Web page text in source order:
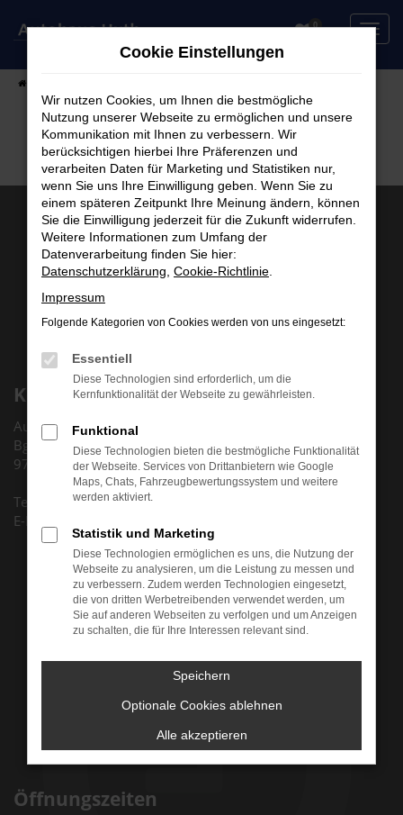
Zum
0
Kontakt
Autohaus Huth GmbH
Bgm.-Dr.-Nebel-Str. 5
97816 Lohr am Main
Tel. +49 (0) 9352 8795 0
E-Mail: info@auto-huth.de
Öffnungszeiten
Cookie Einstellungen
Wir nutzen Cookies, um Ihnen die bestmögliche
Nutzung unserer Webseite zu ermöglichen und unsere
Kommunikation mit Ihnen zu verbessern. Wir
berücksichtigen hierbei Ihre Präferenzen und
verarbeiten Daten für Marketing und Statistiken nur,
wenn Sie uns Ihre Einwilligung geben. Wenn Sie zu
einem späteren Zeitpunkt Ihre Meinung ändern, können
Sie die Einwilligung jederzeit für die Zukunft widerrufen.
Weitere Informationen zum Umfang der
Datenverarbeitung finden Sie hier:
Datenschutzerklärung Cookie-Richtlinie
Impressum
Folgende Kategorien von Cookies werden von uns eingesetzt:
Essentiell
Diese Technologien sind erforderlich, um die
Kernfunktionalität der Webseite zu gewährleisten.
Funktional
Diese Technologien bieten die bestmögliche Funktionalität
der Webseite. Services von Drittanbietern wie Google
Maps, Chats, Fahrzeugbewertungssystem und weitere
werden aktiviert.
Statistik und Marketing
Diese Technologien ermöglichen es uns, die Nutzung der
Webseite zu analysieren, um die Leistung zu messen und
zu verbessern. Zudem werden Technologien eingesetzt,
die von dritten Werbetreibenden verwendet werden, um
Sie auf anderen Webseiten zu verfolgen und um Anzeigen
zu schalten, die für Ihre Interessen relevant sind.
Speichern
Optionale Cookies ablehnen
Alle akzeptieren